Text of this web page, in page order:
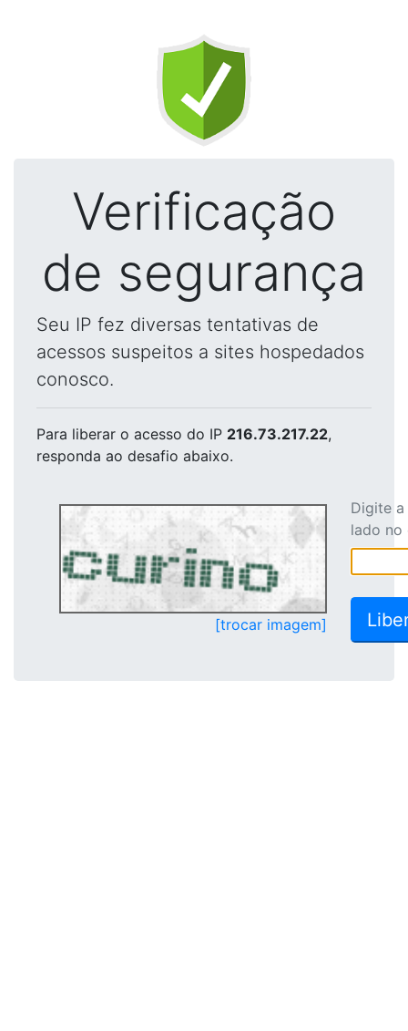
Verificação
de segurança
Seu IP fez diversas tentativas de
acessos suspeitos a sites hospedados
conosco.
Para liberar o acesso do IP 216.73.217.22,
responda ao desafio abaixo.
[trocar imagem]
Digite
lado no